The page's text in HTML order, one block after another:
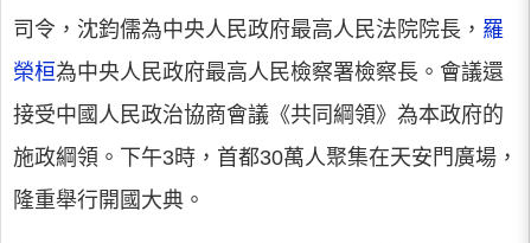
司令，沈鈞儒為中央人民政府最高人民法院院長， 羅
榮桓為中央人民政府最高人民檢察署檢察長。會議還
接受中國人民政治協商會議《共同綱領》為本政府的
施政綱領。下午3時，首都30萬人聚集在天安門廣場，
隆重舉行開國大典。